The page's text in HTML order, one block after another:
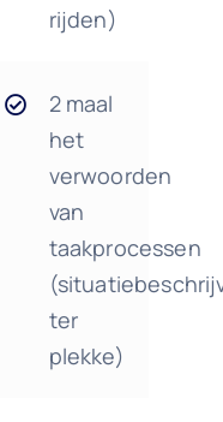
rijden)
2 maal
het
verwoorden
van
taakprocessen
ter
plekke)